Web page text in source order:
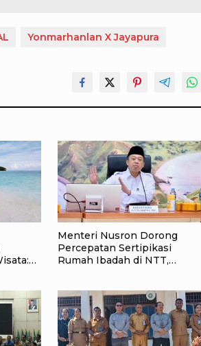
Yonmarhanlan X Jayapura
Menteri Nusron Dorong
Percepatan Sertipikasi
Rumah Ibadah di NTT,